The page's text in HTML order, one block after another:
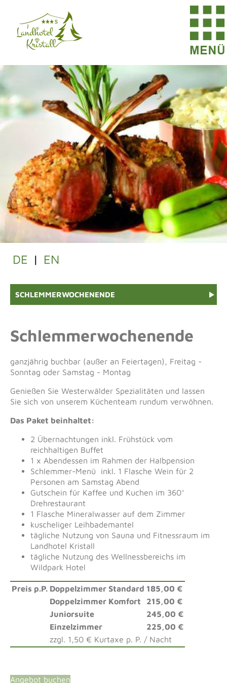
DE | EN
SCHLEMMERWOCHENENDE
Schlemmerwochenende
ganzjährig buchbar (außer an Feiertagen), Freitag -
Sonntag oder Samstag - Montag
Genießen Sie Westerwälder Spezialitäten und lassen
Sie sich von unserem Küchenteam rundum verwöhnen.
Das Paket beinhaltet:
2 Übernachtungen inkl. Frühstück vom
reichhaltigen Buffet
1 x Abendessen im Rahmen der Halbpension
Schlemmer-Menü inkl. 1 Flasche Wein für 2
Personen am Samstag Abend
Gutschein für Kaffee und Kuchen im 360°
Drehrestaurant
1 Flasche Mineralwasser auf dem Zimmer
kuscheliger Leihbademantel
tägliche Nutzung von Sauna und Fitnessraum im
Landhotel Kristall
tägliche Nutzung des Wellnessbereichs im
Wildpark Hotel
Preis p.P. Doppelzimmer Standard 185,00 €
Doppelzimmer Komfort
215,00 €
Juniorsuite
245,00 €
Einzelzimmer
225,00 €
zzgl. 1,50 € Kurtaxe p. P. / Nacht
Angebot buchen